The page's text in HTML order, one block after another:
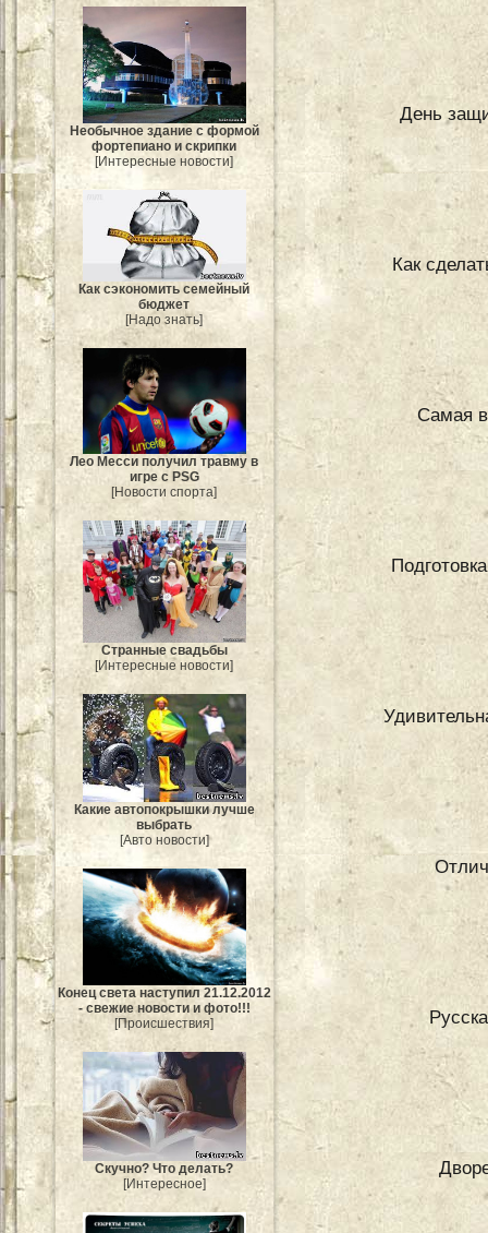
Необычное здание с формой
фортепиано и скрипки
[Интересные новости]
Как сэкономить семейный
бюджет
[Надо знать]
Лео Месси получил травму в
игре с PSG
[Новости спорта]
Странные свадьбы
[Интересные новости]
Какие автопокрышки лучше
выбрать
[Авто новости]
Конец света наступил 21.12.2012
- свежие новости и фото!!!
[Происшествия]
Скучно? Что делать?
[Интересное]
День
Как
Самая